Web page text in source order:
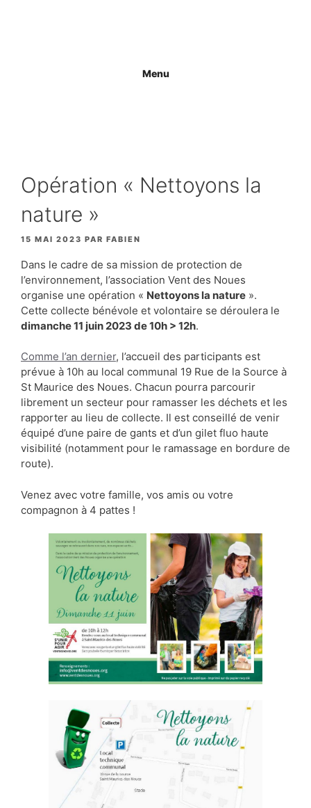
Menu
Opération « Nettoyons la
nature »
15 MAI 2023 PAR FABIEN
Dans le cadre de sa mission de protection de
l’environnement, l’association Vent des Noues
organise une opération « Nettoyons la nature ».
Cette collecte bénévole et volontaire se déroulera le
dimanche 11 juin 2023 de 10h > 12h.
Comme l’an dernier, l’accueil des participants est
prévue à 10h au local communal 19 Rue de la Source à
St Maurice des Noues. Chacun pourra parcourir
librement un secteur pour ramasser les déchets et les
rapporter au lieu de collecte. Il est conseillé de venir
équipé d’une paire de gants et d’un gilet fluo haute
visibilité (notamment pour le ramassage en bordure de
route).
Venez avec votre famille, vos amis ou votre
compagnon à 4 pattes !